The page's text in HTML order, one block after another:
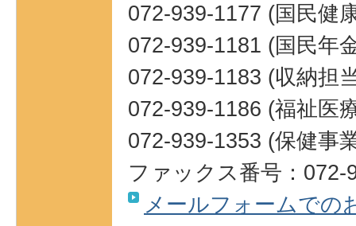
072-939-1177 (国民健
072-939-1181 (国民年
072-939-1183 (収納担
072-939-1186 (福祉医
072-939-1353 (保健事
ファックス番号：072-
メールフォームでの